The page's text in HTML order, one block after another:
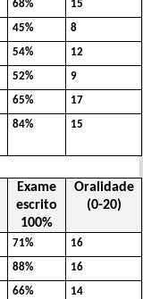
68% 15
45% 8
54% 12
52% 9
65% 17
84% 15
Exame
escrito
100%
Oralidade
(0-20)
71% 16
88% 16
66% 14